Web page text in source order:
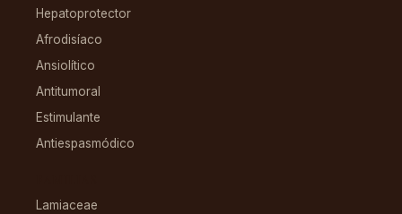
Hepatoprotector
Afrodisíaco
Ansiolítico
Antitumoral
Estimulante
Antiespasmódico
Lamiaceae